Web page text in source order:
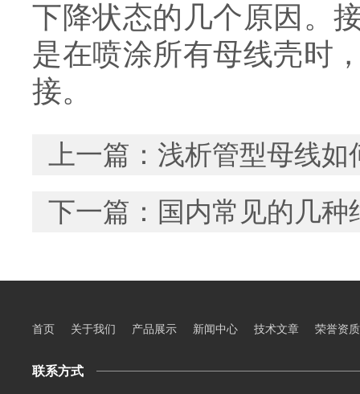
下降状态的几个原因。
是在喷涂所有母线壳时
接。
上一篇： 浅析管型母线如
下一篇： 国内常见的几
首页 关于我们 产品展示 新闻中心 技术文章 荣誉资质
联系方式